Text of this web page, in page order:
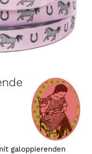
galoppierenden